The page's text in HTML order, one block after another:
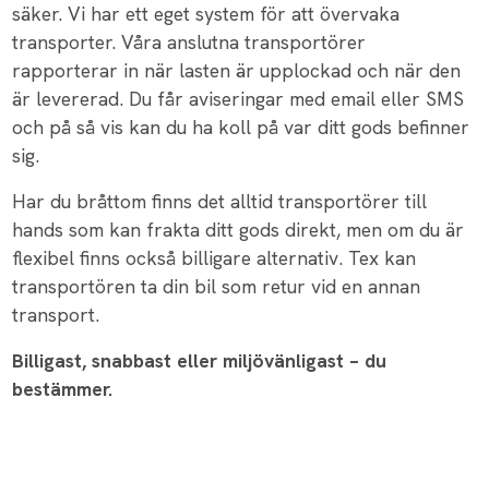
säker. Vi har ett eget system för att övervaka
transporter. Våra anslutna transportörer
rapporterar in när lasten är upplockad och när den
är levererad. Du får aviseringar med email eller SMS
och på så vis kan du ha koll på var ditt gods befinner
sig.
Har du bråttom finns det alltid transportörer till
hands som kan frakta ditt gods direkt, men om du är
flexibel finns också billigare alternativ. Tex kan
transportören ta din bil som retur vid en annan
transport.
Billigast, snabbast eller miljövänligast – du
bestämmer.